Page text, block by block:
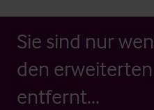
Sie sind nur
den
entfernt...